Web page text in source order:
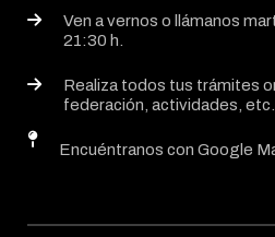
Ven a vernos o llámanos
21:30 h.
Realiza todos tus trámites
federación, actividades, etc.
Encuéntranos con Google